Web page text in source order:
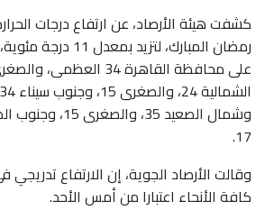
كشفت هيئة الأرصاد، عن ارتفاع درجات
رمضان المبارك، لتزيد
17.
وقالت الأرصاد الجوية، إن الارتفاع تدريجي
كافة الأنحاء اعتبارا من أمس الأحد.